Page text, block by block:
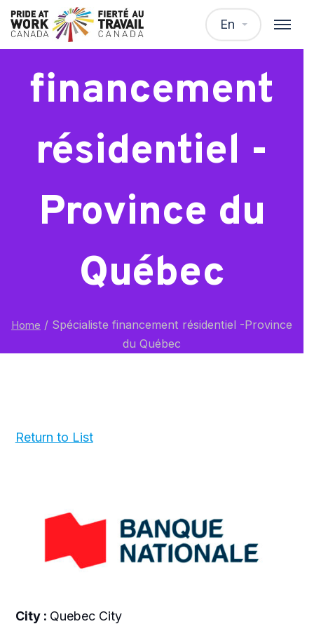
En
Spécialiste
financement
résidentiel -
Province du
Québec
Home / Spécialiste financement résidentiel -Province
du Québec
Return to List
City : Quebec City